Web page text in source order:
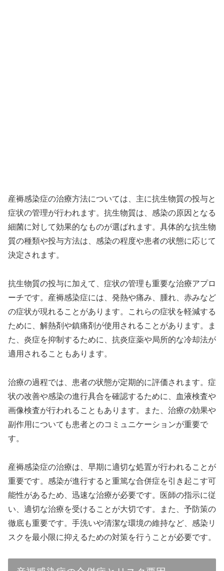
産褥感染症の治療方法については、主に抗生物質の投与と
症状の管理が行われます。抗生物質は、感染の原因となる
細菌に対して効果的なものが選ばれます。具体的な抗生物
質の種類や投与方法は、感染の程度や患者の状態に応じて
決定されます。
抗生物質の投与に加えて、症状の管理も重要な治療アプロ
ーチです。産褥感染症には、発熱や痛み、腫れ、赤みなど
の症状が現れることがあります。これらの症状を軽減する
ために、解熱剤や鎮痛剤が使用されることがあります。ま
た、炎症を抑制するために、抗炎症薬や局所的な冷却法が
適用されることもあります。
治療の過程では、患者の状態が定期的に評価されます。症
状の改善や感染の進行具合を確認するために、血液検査や
画像検査が行われることもあります。また、治療の効果や
副作用についても患者とのコミュニケーションが重要で
す。
産褥感染症の治療は、早期に適切な処置が行われることが
重要です。感染が進行すると重篤な合併症を引き起こす可
能性があるため、迅速な治療が必要です。医師の指示に従
い、適切な治療を受けることが大切です。また、予防策の
徹底も重要です。手洗いや清潔な環境の維持など、感染リ
スクを最小限に抑えるための対策を行うことが必要です。